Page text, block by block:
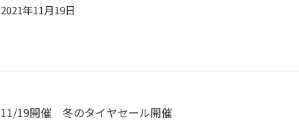
2021年11月19日
11/19開催 冬のタイヤセール開催